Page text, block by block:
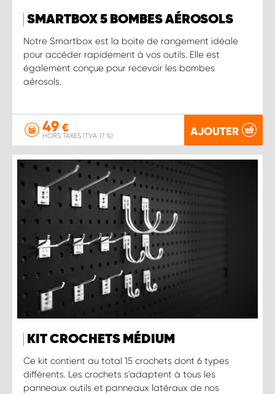
SMARTBOX 5 BOMBES AÉROSOLS
Notre Smartbox est la boite de rangement idéale
pour accéder rapidement à vos outils. Elle est
également conçue pour recevoir les bombes
aérosols.
49 €
HORS TAXES (TVA 17 %) AJOUTER
KIT CROCHETS MÉDIUM
Ce kit contient au total 15 crochets dont 6 types
différents. Les crochets s'adaptent à tous les
panneaux outils et panneaux latéraux de nos